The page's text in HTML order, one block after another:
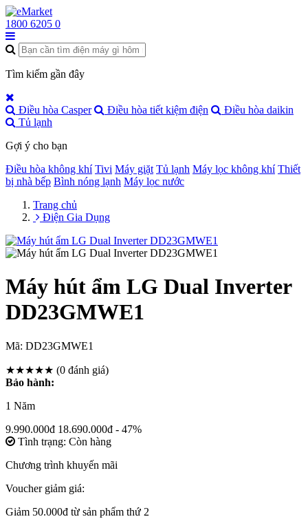
1800 6205 0
Tìm kiếm gần đây
Điều hòa Casper Điều hòa tiết kiệm điện
Điều hòa daikin
Tủ lạnh
Gợi ý cho bạn
Điều hòa không khí Tivi Máy giặt Tủ lạnh Máy lọc không khí Thiết
bị nhà bếp Bình nóng lạnh Máy lọc nước
Trang chủ
Điện Gia Dụng
Máy hút ẩm LG Dual Inverter
DD23GMWE1
Mã: DD23GMWE1
★★★★★ (0 đánh giá)
Bảo hành:
1 Năm
9.990.000đ 18.690.000đ - 47%
Tình trạng: Còn hàng
Chương trình khuyến mãi
Voucher giảm giá:
Giảm 50.000đ từ sản phẩm thứ 2